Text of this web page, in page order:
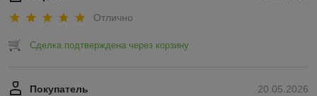
Отлично
Сделка подтверждена через корзину
20.05.2026
Покупатель